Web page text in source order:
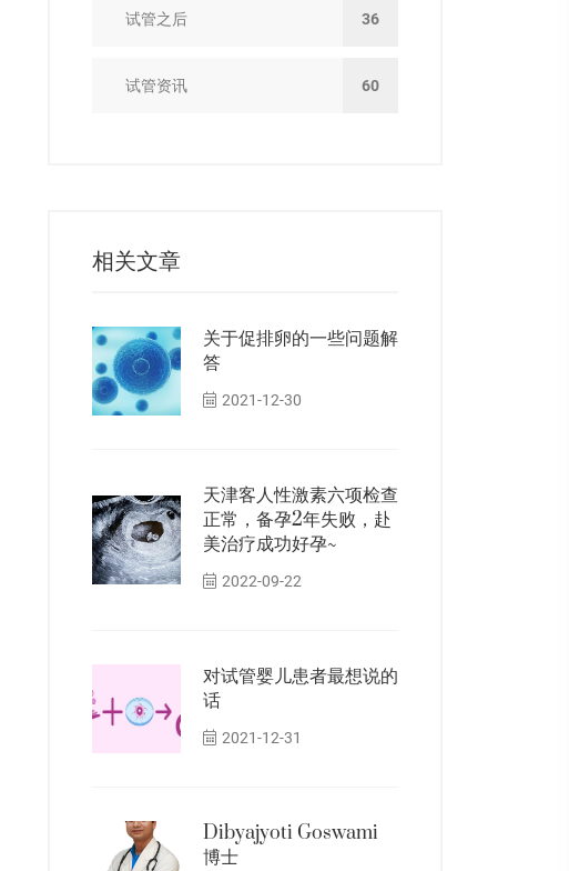
试管之后 36
试管资讯 60
相关文章
关于促排卵的一些问题解
答
2021-12-30
天津客人性激素六项检查
正常，备孕2年失败，赴
美治疗成功好孕~
2022-09-22
对试管婴儿患者最想说的
话
2021-12-31
Dibyajyoti Goswami
博士